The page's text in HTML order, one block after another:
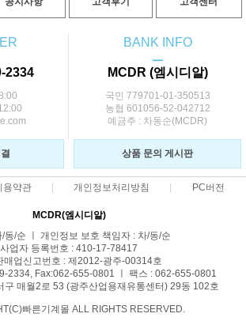
2334
BANK INFO
ㅡ
MCDR (엠시디알)
국민 779701-01-350513
농협 601056-52-042712
예금주 : 차동순(MCDR)
상품 문의 게시판
용약관 개인정보처리방침 PC버전
MCDR(엠시디알)
/동/순 ㅣ 개인정보 보호 책임자 : 차/동/순
사업자 등록번호 : 410-17-78417
매업신고번호 : 제2012-광주-00314호
2334, Fax:062-655-0801 ㅣ 팩스 : 062-655-0801
구 매월2로 53 (광주산업용재유통센터) 29동 102호
빠른기계몰 ALL RIGHTS RESERVED.